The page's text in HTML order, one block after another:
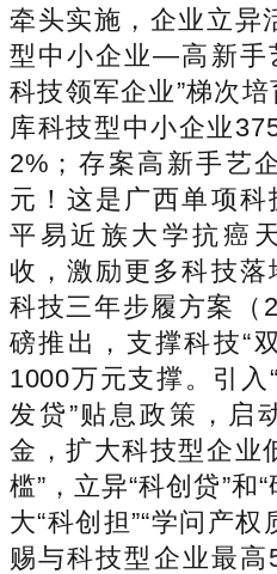
牵头实施，企业立异
型中小企业—高新
科技领军企业”梯次
库科技型中小企业
2%；存案高新手艺
元！这是广西单项
平易近族大学抗癌
收，激励更多科技
科技三年步履方案
磅推出，支撑科技“
1000万元支撑。引入
发贷”贴息政策，启
金，扩大科技型企业
槛”，立异“科创贷”和
大“科创担”“学问产权
赐与科技型企业最